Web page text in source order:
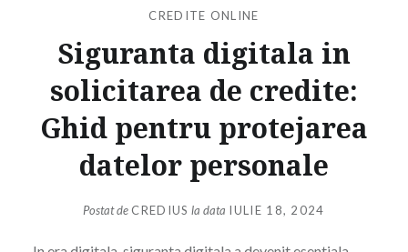
CREDITE ONLINE
Siguranta digitala in
solicitarea de credite:
Ghid pentru protejarea
datelor personale
Postat de CREDIUS la data IULIE 18, 2024